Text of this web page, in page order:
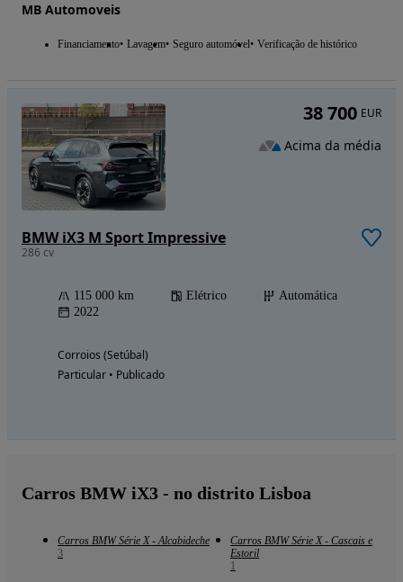
MB Automoveis
Financiamento Lavagem Seguro automóvel Verificação de histórico
BMW iX3 M Sport Impressive
286 cv
115 000 km Elétrico
Automática
2022
Corroios (Setúbal)
Particular • Publicado
38 700 EUR
Acima da média
Carros BMW iX3 - no distrito Lisboa
Carros BMW Série X - Alcabideche
3
Carros BMW Série X - Cascais e
Estoril
1